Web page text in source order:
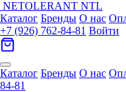
NETOLERANT NTL
Каталог Бренды О нас
+7 (926) 762-84-81 Войти
Каталог Бренды О нас
84-81